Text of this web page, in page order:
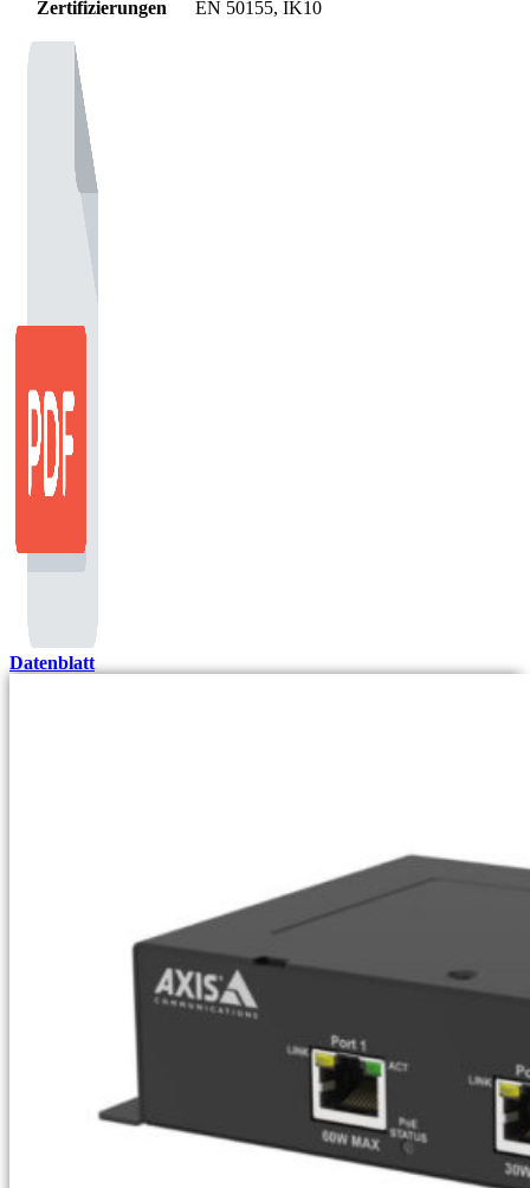
Zertifizierungen EN 50155, IK10
Datenblatt